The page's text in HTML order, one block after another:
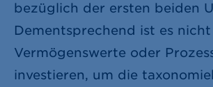
bezüglich der ersten beiden
Dementsprechend ist es
Vermögenswerte oder
investieren, um die